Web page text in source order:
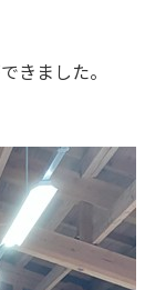
きました。